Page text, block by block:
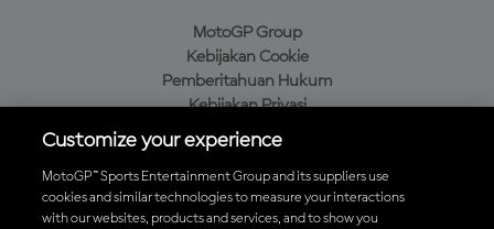
MotoGP Group
Kebijakan Cookie
Pemberitahuan Hukum
Kebijakan Privasi
Kebijakan Pembelian
Unduh Aplikasi Resmi MotoGP™
Customize your experience
MotoGP™ Sports Entertainment Group and its suppliers use
cookies and similar technologies to measure your interactions
with our websites, products and services, and to show you